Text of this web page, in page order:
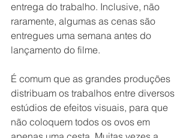
entrega do trabalho. Inclusive, não
raramente, algumas as cenas são
entregues uma semana antes do
lançamento do filme.
É comum que as grandes produções
distribuam os trabalhos entre diversos
estúdios de efeitos visuais, para que
não coloquem todos os ovos em